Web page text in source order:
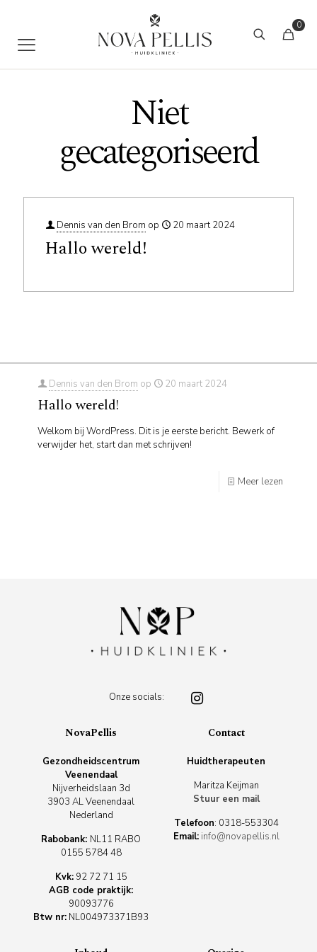
0
Niet
gecategoriseerd
Dennis van den Brom op 20 maart 2024
Hallo wereld!
Dennis van den Brom op 20 maart 2024
Hallo wereld!
Welkom bij WordPress. Dit is je eerste bericht. Bewerk of
verwijder het, start dan met schrijven!
Meer lezen
Onze socials:
NovaPellis
Gezondheidscentrum
Veenendaal
Nijverheidslaan 3d
3903 AL Veenendaal
Nederland
Rabobank: NL11 RABO
0155 5784 48
Kvk:92 72 71 15
AGB code praktijk:
90093776
Btw nr: NL004973371B93
Contact
Huidtherapeuten
Maritza Keijman
Stuur een mail
Telefoon: 0318-553304
Email: info@novapellis.nl